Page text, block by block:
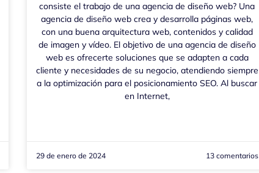
consiste el trabajo de una agencia de diseño web? Una
agencia de diseño web crea y desarrolla páginas web,
con una buena arquitectura web, contenidos y calidad
de imagen y vídeo. El objetivo de una agencia de diseño
web es ofrecerte soluciones que se adapten a cada
cliente y necesidades de su negocio, atendiendo siempre
a la optimización para el posicionamiento SEO. Al buscar
en Internet,
29 de enero de 2024 13 comentarios